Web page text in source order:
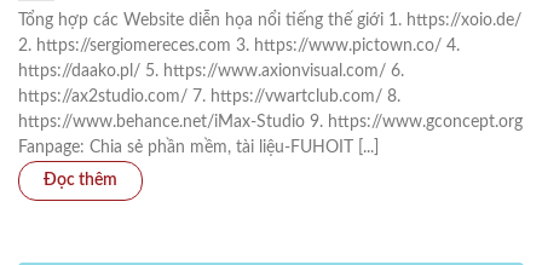
Tổng hợp các Website diễn họa nổi tiếng thế giới 1. https://xoio.de/
2. https://sergiomereces.com 3. https://www.pictown.co/ 4.
https://daako.pl/ 5. https://www.axionvisual.com/ 6.
https://ax2studio.com/ 7. https://vwartclub.com/ 8.
https://www.behance.net/iMax-Studio 9. https://www.gconcept.org
Fanpage: Chia sẻ phần mềm, tài liệu-FUHOIT [...]